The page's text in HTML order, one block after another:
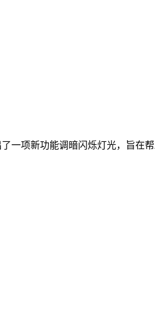
一项新功能调暗闪烁灯光，旨在